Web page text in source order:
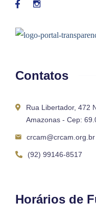
Contatos
Rua Libertador, 472
Amazonas - Cep:
crcam@crcam.org.br
(92) 99146-8517
Horários de